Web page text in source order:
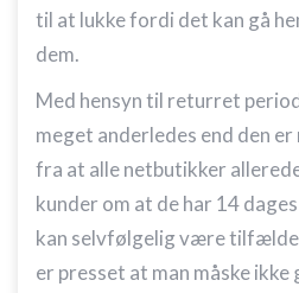
til at lukke fordi det kan gå
dem.
Med hensyn til returret
meget anderledes end den er
fra at alle netbutikker
kunder om at de har 14
kan selvfølgelig være tilfælde
er presset at man måske